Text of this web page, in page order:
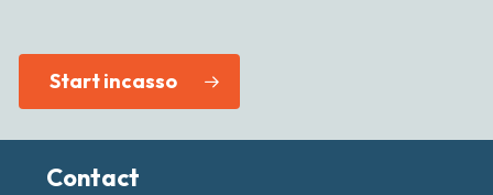
Start incasso
Contact